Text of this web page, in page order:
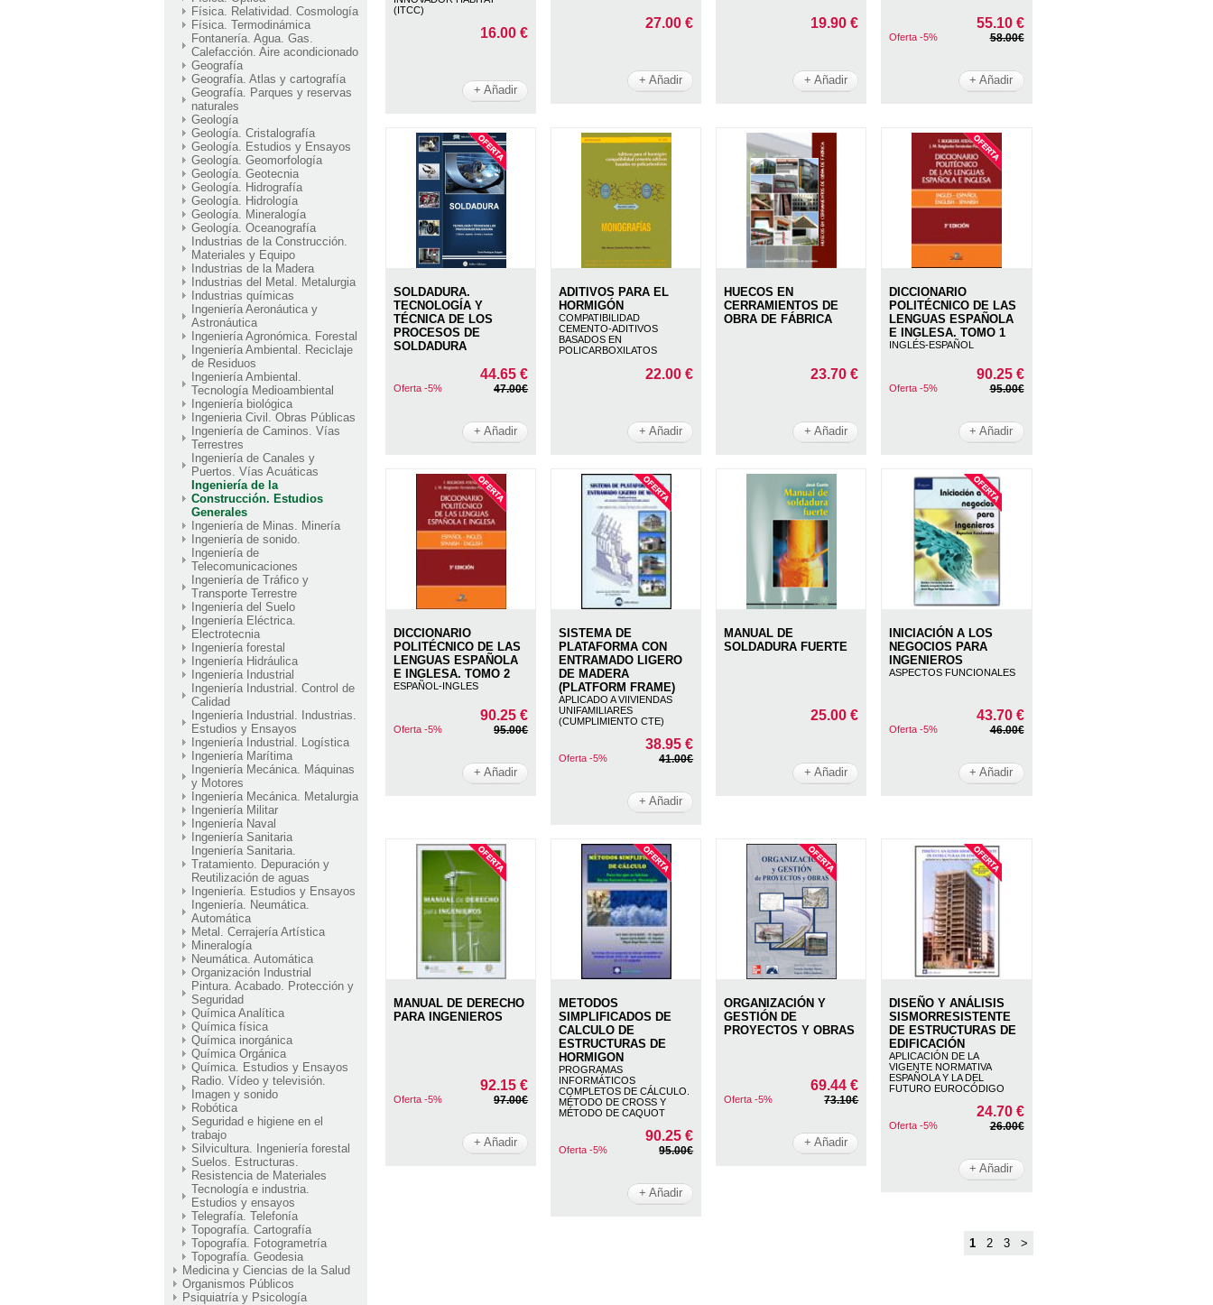
Física. Relatividad. Cosmología
Física. Termodinámica
Fontanería. Agua. Gas.
Calefacción. Aire acondicionado
Geografía
Geografía. Atlas y cartografía
Geografía. Parques y reservas
naturales
Geología
Geología. Cristalografía
Geología. Estudios y Ensayos
Geología. Geomorfología
Geología. Geotecnia
Geología. Hidrografía
Geología. Hidrología
Geología. Mineralogía
Geología. Oceanografía
Industrias de la Construcción.
Materiales y Equipo
Industrias de la Madera
Industrias del Metal. Metalurgia
Industrias químicas
Ingeniería Aeronáutica y
Astronáutica
Ingeniería Agronómica. Forestal
Ingeniería Ambiental. Reciclaje
de Residuos
Ingeniería Ambiental.
Tecnología Medioambiental
Ingeniería biológica
Ingenieria Civil. Obras Públicas
Ingeniería de Caminos. Vías
Terrestres
Ingeniería de Canales y
Puertos. Vías Acuáticas
Ingeniería de la
Construcción. Estudios
Generales
Ingeniería de Minas. Minería
Ingeniería de sonido.
Ingeniería de
Telecomunicaciones
Ingeniería de Tráfico y
Transporte Terrestre
Ingeniería del Suelo
Ingeniería Eléctrica.
Electrotecnia
Ingeniería forestal
Ingeniería Hidráulica
Ingeniería Industrial
Ingeniería Industrial. Control de
Calidad
Ingeniería Industrial. Industrias.
Estudios y Ensayos
Ingeniería Industrial. Logística
Ingeniería Marítima
Ingeniería Mecánica. Máquinas
y Motores
Ingeniería Mecánica. Metalurgia
Ingeniería Militar
Ingeniería Naval
Ingeniería Sanitaria
Ingeniería Sanitaria.
Tratamiento. Depuración y
Reutilización de aguas
Ingeniería. Estudios y Ensayos
Ingeniería. Neumática.
Automática
Metal. Cerrajería Artística
Mineralogía
Neumática. Automática
Organización Industrial
Pintura. Acabado. Protección y
Seguridad
Química Analítica
Química física
Química inorgánica
Química Orgánica
Química. Estudios y Ensayos
Radio. Vídeo y televisión.
Imagen y sonido
Robótica
Seguridad e higiene en el
trabajo
Silvicultura. Ingeniería forestal
Suelos. Estructuras.
Resistencia de Materiales
Tecnología e industria.
Estudios y ensayos
Telegrafía. Telefonía
Topografía. Cartografía
Topografía. Fotogrametría
Topografía. Geodesia
Medicina y Ciencias de la Salud
Organismos Públicos
Psiquiatría y Psicología
(ITCC)
16.00 €
+ Añadir
27.00 €
+ Añadir
19.90 €
+ Añadir
55.10 €
Oferta -5% 58.00€
+ Añadir
SOLDADURA.
TECNOLOGÍA Y
TÉCNICA DE LOS
PROCESOS DE
SOLDADURA
44.65 €
Oferta -5% 47.00€
+ Añadir
ADITIVOS PARA EL
HORMIGÓN
COMPATIBILIDAD
CEMENTO-ADITIVOS
BASADOS EN
POLICARBOXILATOS
22.00 €
+ Añadir
HUECOS EN
CERRAMIENTOS DE
OBRA DE FÁBRICA
23.70 €
+ Añadir
DICCIONARIO
POLITÉCNICO DE LAS
LENGUAS ESPAÑOLA
E INGLESA. TOMO 1
INGLÉS-ESPAÑOL
90.25 €
Oferta -5% 95.00€
+ Añadir
DICCIONARIO
POLITÉCNICO DE LAS
LENGUAS ESPAÑOLA
E INGLESA. TOMO 2
ESPAÑOL-INGLES
90.25 €
Oferta -5% 95.00€
+ Añadir
SISTEMA DE
PLATAFORMA CON
ENTRAMADO LIGERO
DE MADERA
(PLATFORM FRAME)
APLICADO A VIIVIENDAS
UNIFAMILIARES
(CUMPLIMIENTO CTE)
38.95 €
Oferta -5% 41.00€
+ Añadir
MANUAL DE
SOLDADURA FUERTE
25.00 €
+ Añadir
INICIACIÓN A LOS
NEGOCIOS PARA
INGENIEROS
ASPECTOS FUNCIONALES
43.70 €
Oferta -5% 46.00€
+ Añadir
MANUAL DE DERECHO
PARA INGENIEROS
92.15 €
Oferta -5% 97.00€
+ Añadir
METODOS
SIMPLIFICADOS DE
CALCULO DE
ESTRUCTURAS DE
HORMIGON
PROGRAMAS
INFORMÁTICOS
COMPLETOS DE CÁLCULO.
MÉTODO DE CROSS Y
MÉTODO DE CAQUOT
90.25 €
Oferta -5% 95.00€
+ Añadir
ORGANIZACIÓN Y
GESTIÓN DE
PROYECTOS Y OBRAS
69.44 €
Oferta -5% 73.10€
+ Añadir
DISEÑO Y ANÁLISIS
SISMORRESISTENTE
DE ESTRUCTURAS DE
EDIFICACIÓN
APLICACIÓN DE LA
VIGENTE NORMATIVA
ESPAÑOLA Y LA DEL
FUTURO EUROCÓDIGO
24.70 €
Oferta -5% 26.00€
+ Añadir
1 2 3 >